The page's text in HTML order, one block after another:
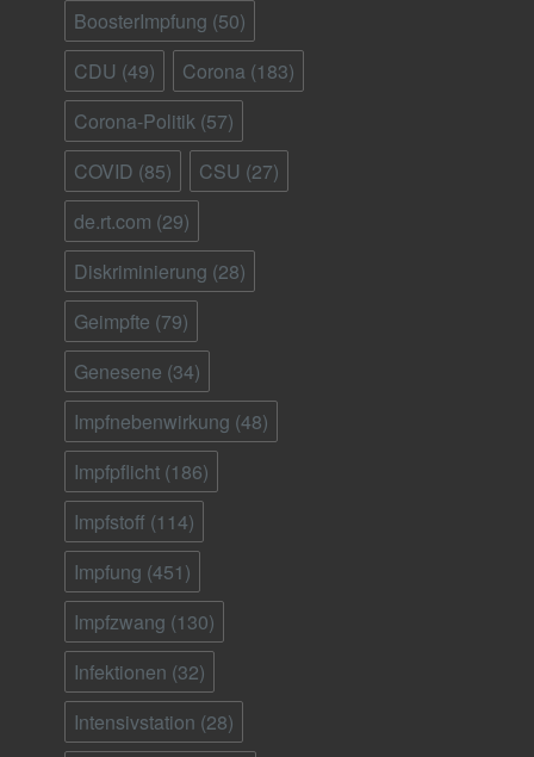
BoosterImpfung (50)
CDU (49) Corona (183)
Corona-Politik (57)
COVID (85) CSU (27)
de.rt.com (29)
Diskriminierung (28)
Geimpfte (79)
Genesene (34)
Impfnebenwirkung (48)
Impfpflicht (186)
Impfstoff (114)
Impfung (451)
Impfzwang (130)
Infektionen (32)
Intensivstation (28)